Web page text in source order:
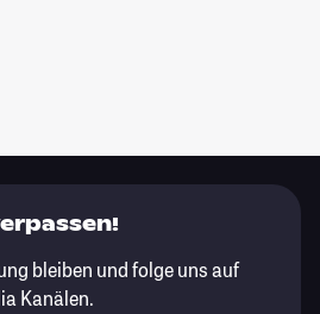
bleiben und folge uns auf
Kanälen.